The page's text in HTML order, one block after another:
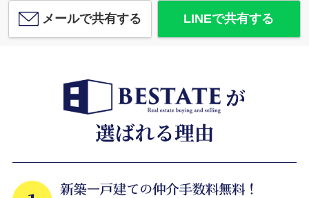
メールで共有する LINEで共有する